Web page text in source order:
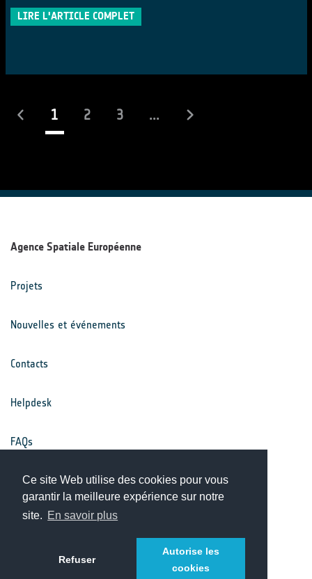
Ce site Web utilise des cookies pour vous
garantir la meilleure expérience sur notre
site. En savoir plus
Refuser
Autorise les
cookies
LIRE L'ARTICLE COMPLET
1(actuel)
2 3 ...
Agence Spatiale Européenne
Projets
Nouvelles et événements
Contacts
Helpdesk
FAQs
Conditions générales
Avis de confidentialité